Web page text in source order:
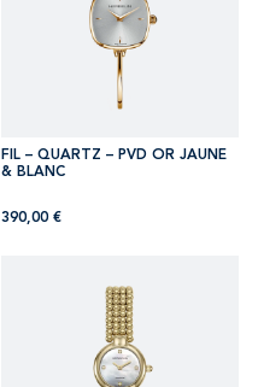
FIL – QUARTZ – PVD OR JAUNE
& BLANC
390,00 €